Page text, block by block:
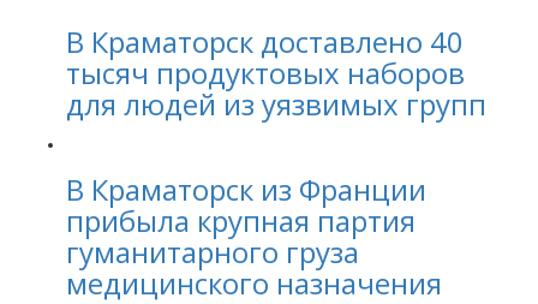
В Краматорск доставлено 40
тысяч продуктовых наборов
для людей из уязвимых групп
В Краматорск из Франции
прибыла крупная партия
гуманитарного груза
медицинского назначения